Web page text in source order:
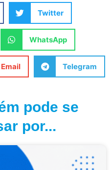
Twitter
WhatsApp
Email Telegram
pode se
por...